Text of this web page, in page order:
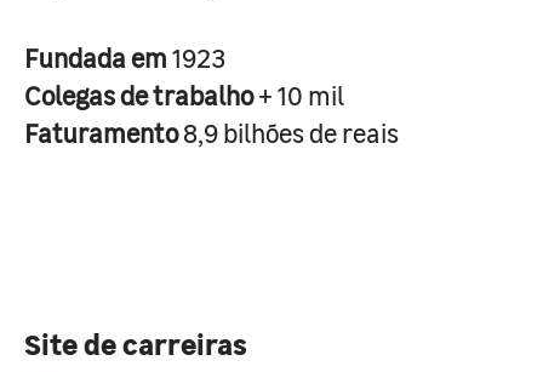
Fundada em1923
Colegas de trabalho+ 10 mil
Faturamento8,9 bilhões de reais
Site de carreiras